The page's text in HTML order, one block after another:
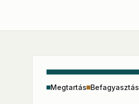
Megtartás Befagyasztás